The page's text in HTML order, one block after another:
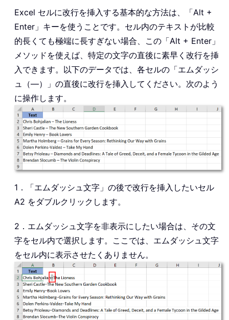
Excel セルに改行を挿入する基本的な方法は、「Alt +
Enter」キーを使うことです。セル内のテキストが比較
的長くても極端に長すぎない場合、この「Alt + Enter」
メソッドを使えば、特定の文字の直後に素早く改行を挿
入できます。以下のデータでは、各セルの「エムダッシ
ュ（—）」の直後に改行を挿入してください。次のよう
に操作します。
1．「エムダッシュ文字」の後で改行を挿入したいセル
A2 をダブルクリックします。
2．エムダッシュ文字を非表示にしたい場合は、その文
字をセル内で選択します。ここでは、エムダッシュ文字
をセル内に表示させたくありません。